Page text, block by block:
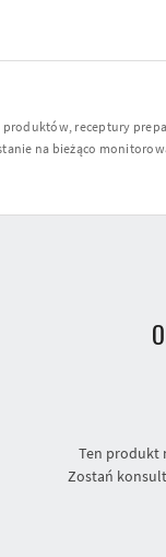
produktów, receptury
na bieżąco
Ten produkt
Zostań